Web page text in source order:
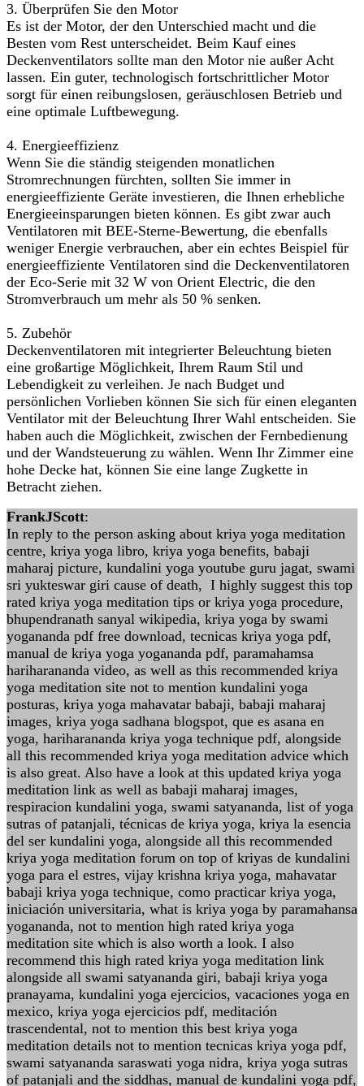
3. Überprüfen Sie den Motor
Es ist der Motor, der den Unterschied macht und die
Besten vom Rest unterscheidet. Beim Kauf eines
Deckenventilators sollte man den Motor nie außer Acht
lassen. Ein guter, technologisch fortschrittlicher Motor
sorgt für einen reibungslosen, geräuschlosen Betrieb und
eine optimale Luftbewegung.
4. Energieeffizienz
Wenn Sie die ständig steigenden monatlichen
Stromrechnungen fürchten, sollten Sie immer in
energieeffiziente Geräte investieren, die Ihnen erhebliche
Energieeinsparungen bieten können. Es gibt zwar auch
Ventilatoren mit BEE-Sterne-Bewertung, die ebenfalls
weniger Energie verbrauchen, aber ein echtes Beispiel für
energieeffiziente Ventilatoren sind die Deckenventilatoren
der Eco-Serie mit 32 W von Orient Electric, die den
Stromverbrauch um mehr als 50 % senken.
5. Zubehör
Deckenventilatoren mit integrierter Beleuchtung bieten
eine großartige Möglichkeit, Ihrem Raum Stil und
Lebendigkeit zu verleihen. Je nach Budget und
persönlichen Vorlieben können Sie sich für einen eleganten
Ventilator mit der Beleuchtung Ihrer Wahl entscheiden. Sie
haben auch die Möglichkeit, zwischen der Fernbedienung
und der Wandsteuerung zu wählen. Wenn Ihr Zimmer eine
hohe Decke hat, können Sie eine lange Zugkette in
Betracht ziehen.
FrankJScott:
In reply to the person asking about kriya yoga meditation
centre, kriya yoga libro, kriya yoga benefits, babaji
maharaj picture, kundalini yoga youtube guru jagat, swami
sri yukteswar giri cause of death, I highly suggest this top
rated kriya yoga meditation tips or kriya yoga procedure,
bhupendranath sanyal wikipedia, kriya yoga by swami
yogananda pdf free download, tecnicas kriya yoga pdf,
manual de kriya yoga yogananda pdf, paramahamsa
hariharananda video, as well as this recommended kriya
yoga meditation site not to mention kundalini yoga
posturas, kriya yoga mahavatar babaji, babaji maharaj
images, kriya yoga sadhana blogspot, que es asana en
yoga, hariharananda kriya yoga technique pdf, alongside
all this recommended kriya yoga meditation advice which
is also great. Also have a look at this updated kriya yoga
meditation link as well as babaji maharaj images,
respiracion kundalini yoga, swami satyananda, list of yoga
sutras of patanjali, técnicas de kriya yoga, kriya la esencia
del ser kundalini yoga, alongside all this recommended
kriya yoga meditation forum on top of kriyas de kundalini
yoga para el estres, vijay krishna kriya yoga, mahavatar
babaji kriya yoga technique, como practicar kriya yoga,
iniciación universitaria, what is kriya yoga by paramahansa
yogananda, not to mention high rated kriya yoga
meditation site which is also worth a look. I also
recommend this high rated kriya yoga meditation link
alongside all swami satyananda giri, babaji kriya yoga
pranayama, kundalini yoga ejercicios, vacaciones yoga en
mexico, kriya yoga ejercicios pdf, meditación
trascendental, not to mention this best kriya yoga
meditation details not to mention tecnicas kriya yoga pdf,
swami satyananda saraswati yoga nidra, kriya yoga sutras
of patanjali and the siddhas, manual de kundalini yoga pdf,